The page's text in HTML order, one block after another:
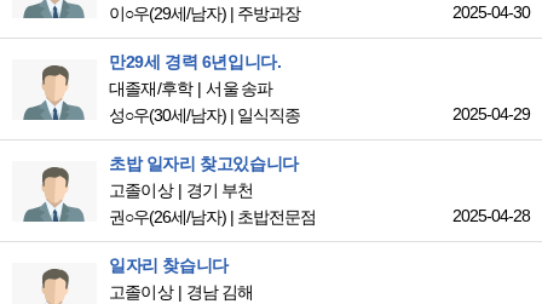
이○우(29세/남자) | 주방과장 2025-04-30
만29세 경력 6년입니다.
대졸재/후학
서울 송파
성○우(30세/남자) | 일식직종 2025-04-29
초밥 일자리 찾고있습니다
고졸이상
경기 부천
권○우(26세/남자) | 초밥전문점 2025-04-28
일자리 찾습니다
고졸이상
경남 김해